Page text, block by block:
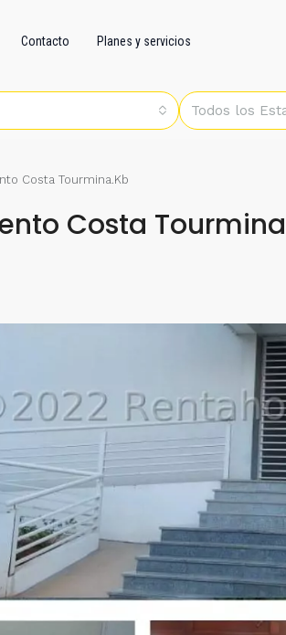
Contacto Planes y servicios
Todos los
Costa Tourmina.Kb
Costa